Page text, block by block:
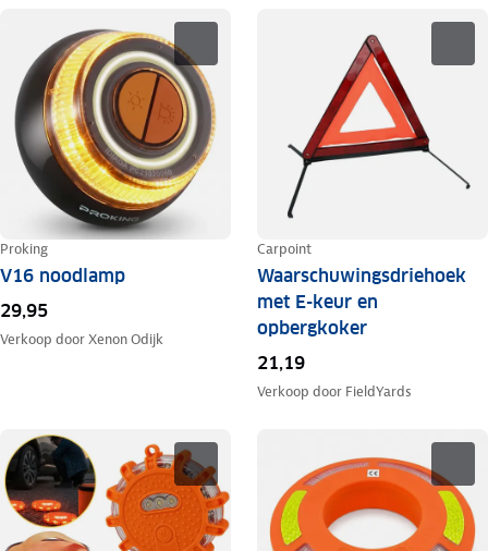
Proking
V16 noodlamp
29,95
Verkoop doorXenon Odijk
Carpoint
Waarschuwingsdriehoek
met E-keur en
opbergkoker
21,19
Verkoop door FieldYards